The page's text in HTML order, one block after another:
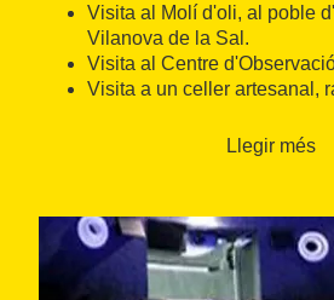
Visita al Molí d'oli, al poble
Vilanova de la Sal.
Visita al Centre
Visita a un celler artesanal,
Excursió 4x4 a la Balma
Assegurança de viatge.
condicionsaquí)
Visites en Català, Castellà i Anglès
Llegir més